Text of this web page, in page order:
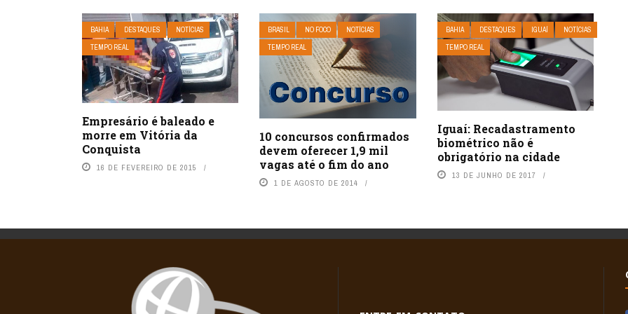
BAHIA DESTAQUES
NOTÍCIAS
TEMPO REAL
Empresário é baleado e
morre em Vitória da
Conquista
16 DE FEVEREIRO DE 2015
BRASIL NO FOCO
NOTÍCIAS
TEMPO REAL
10 concursos confirmados
devem oferecer 1,9 mil
vagas até o fim do ano
1 DE AGOSTO DE 2014
BAHIA DESTAQUES IGUAÍ
NOTÍCIAS
TEMPO REAL
Iguaí: Recadastramento
biométrico não é
obrigatório na cidade
13 DE JUNHO DE 2017